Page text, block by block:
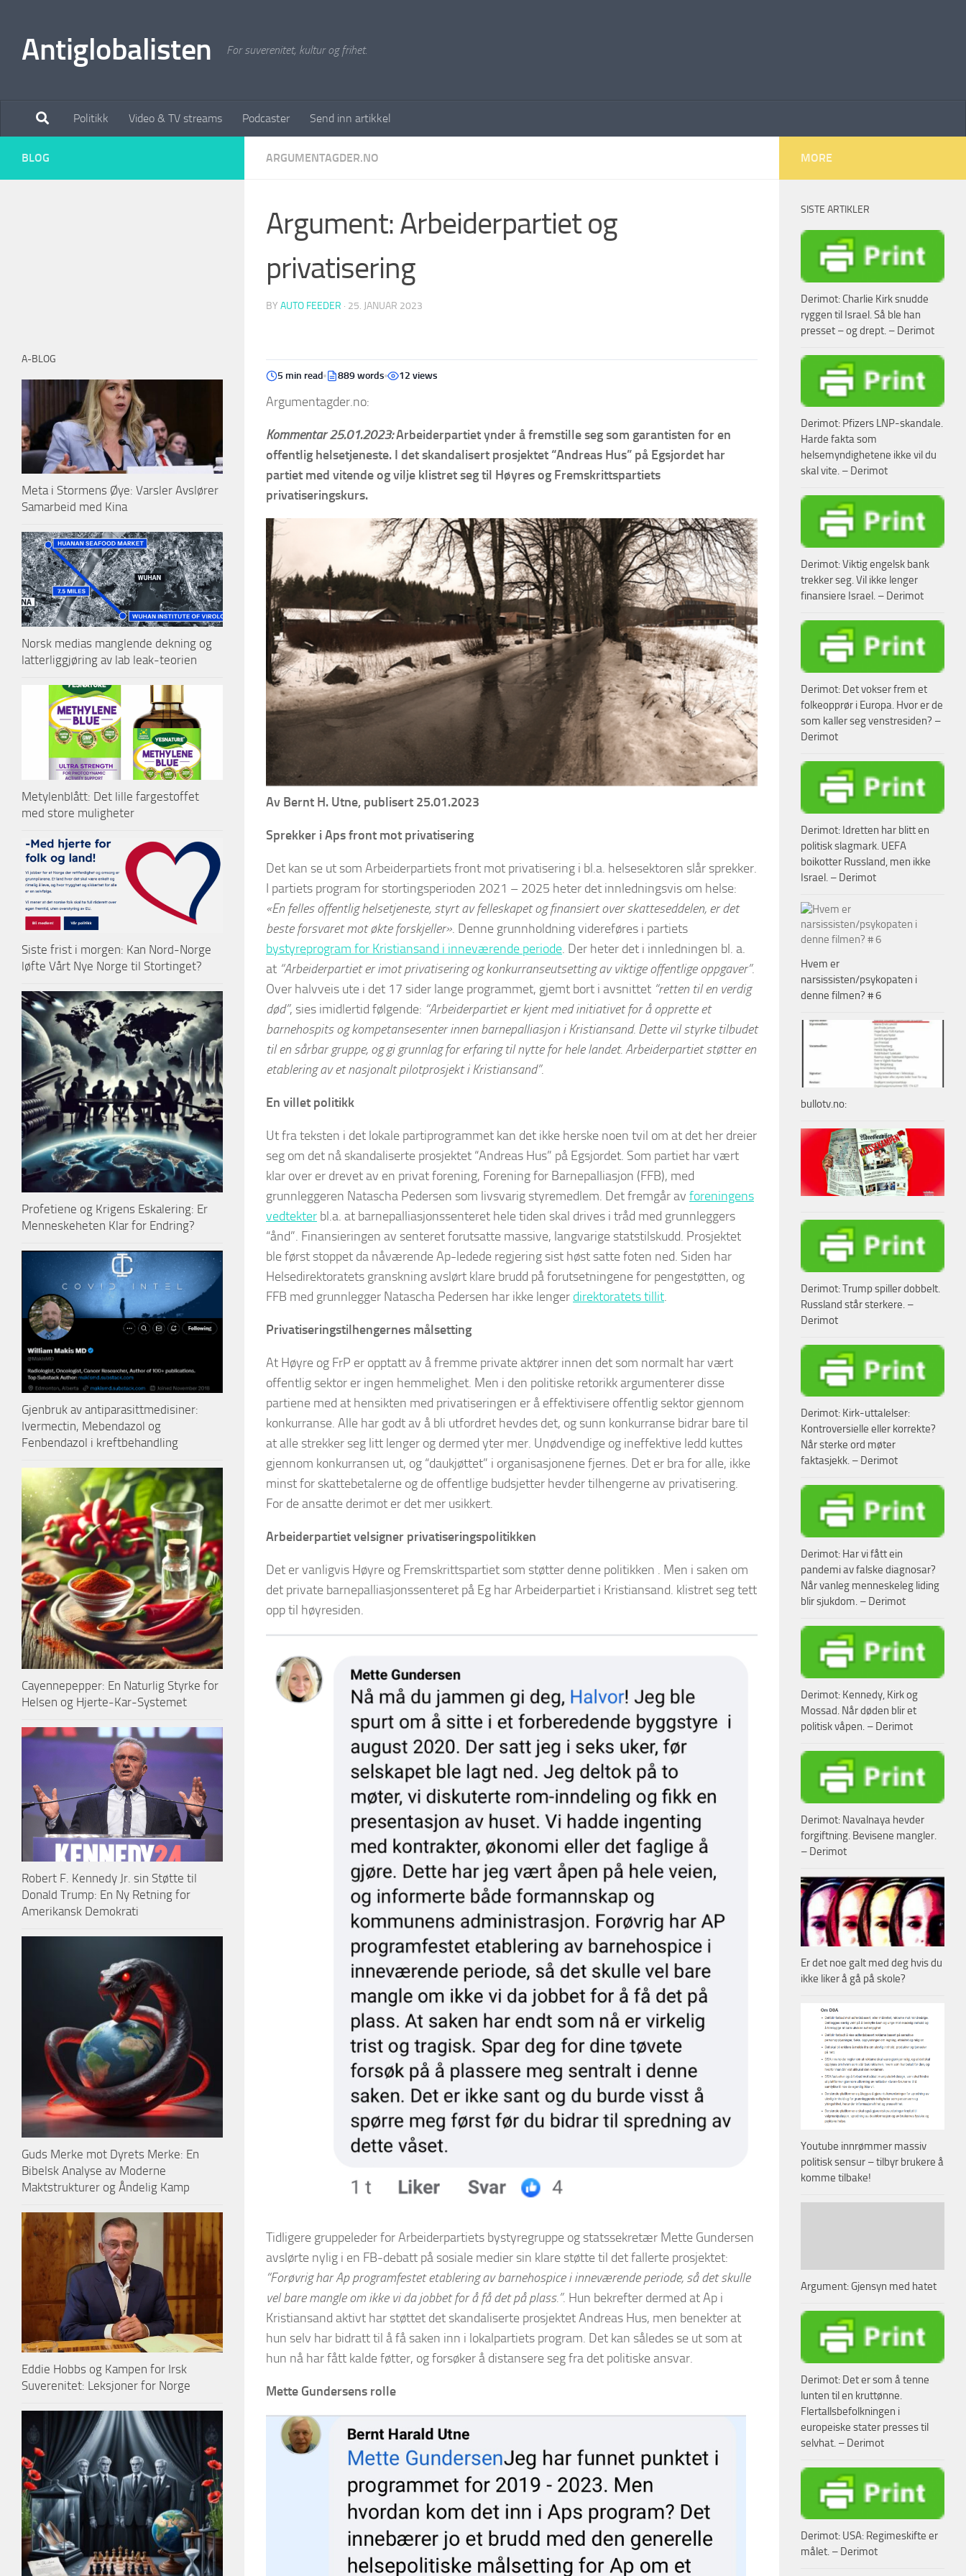
Antiglobalisten For suverenitet, kultur og frihet.
Politikk Video & TV streams Podcaster Send inn artikkel
ARGUMENTAGDER.NO
Argument: Arbeiderpartiet og
privatisering
BY AUTO FEEDER · 25. JANUAR 2023
5 min read 889 words 12 views
Argumentagder.no:
Kommentar 25.01.2023:Arbeiderpartiet ynder å fremstille seg som garantisten for en
offentlig helsetjeneste. I det skandalisert prosjektet “Andreas Hus” på Egsjordet har
partiet med vitende og vilje klistret seg til Høyres og Fremskrittspartiets
privatiseringskurs.
Av Bernt H. Utne, publisert 25.01.2023
Sprekker i Aps front mot privatisering
Det kan se ut som Arbeiderpartiets front mot privatisering i bl.a. helsesektoren slår sprekker.
I partiets program for stortingsperioden 2021 – 2025 heter det innledningsvis om helse:
«En felles offentlig helsetjeneste, styrt av felleskapet og finansiert over skatteseddelen, er det
beste forsvaret mot økte forskjeller». Denne grunnholdning videreføres i partiets
bystyreprogram for Kristiansand i inneværende periode. Der heter det i innledningen bl. a.
at “Arbeiderpartiet er imot privatisering og konkurranseutsetting av viktige offentlige oppgaver”.
Over halvveis ute i det 17 sider lange programmet, gjemt bort i avsnittet “retten til en verdig
død”, sies imidlertid følgende: “Arbeiderpartiet er kjent med initiativet for å opprette et
barnehospits og kompetansesenter innen barnepalliasjon i Kristiansand. Dette vil styrke tilbudet
til en sårbar gruppe, og gi grunnlag for erfaring til nytte for hele landet. Arbeiderpartiet støtter en
etablering av et nasjonalt pilotprosjekt i Kristiansand”.
En villet politikk
Ut fra teksten i det lokale partiprogrammet kan det ikke herske noen tvil om at det her dreier
seg om det nå skandaliserte prosjektet “Andreas Hus” på Egsjordet. Som partiet har vært
klar over er drevet av en privat forening, Forening for Barnepalliasjon (FFB), med
grunnleggeren Natascha Pedersen som livsvarig styremedlem. Det fremgår av foreningens
vedtekter bl.a. at barnepalliasjonssenteret hele tiden skal drives i tråd med grunnleggers
“ånd”. Finansieringen av senteret forutsatte massive, langvarige statstilskudd. Prosjektet
ble først stoppet da nåværende Ap-ledede regjering sist høst satte foten ned. Siden har
Helsedirektoratets granskning avslørt klare brudd på forutsetningene for pengestøtten, og
FFB med grunnlegger Natascha Pedersen har ikke lenger direktoratets tillit.
Privatiseringstilhengernes målsetting
At Høyre og FrP er opptatt av å fremme private aktører innen det som normalt har vært
offentlig sektor er ingen hemmelighet. Men i den politiske retorikk argumenterer disse
partiene med at hensikten med privatiseringen er å effektivisere offentlig sektor gjennom
konkurranse. Alle har godt av å bli utfordret hevdes det, og sunn konkurranse bidrar bare til
at alle strekker seg litt lenger og dermed yter mer. Unødvendige og ineffektive ledd kuttes
gjennom konkurransen ut, og “daukjøttet” i organisasjonene fjernes. Det er bra for alle, ikke
minst for skattebetalerne og de offentlige budsjetter hevder tilhengerne av privatisering.
For de ansatte derimot er det mer usikkert.
Arbeiderpartiet velsigner privatiseringspolitikken
Det er vanligvis Høyre og Fremskrittspartiet som støtter denne politikken . Men i saken om
det private barnepalliasjonssenteret på Eg har Arbeiderpartiet i Kristiansand. klistret seg tett
opp til høyresiden.
Tidligere gruppeleder for Arbeiderpartiets bystyregruppe og statssekretær Mette Gundersen
avslørte nylig i en FB-debatt på sosiale medier sin klare støtte til det fallerte prosjektet:
“Forøvrig har Ap programfestet etablering av barnehospice i inneværende periode, så det skulle
vel bare mangle om ikke vi da jobbet for å få det på plass.”. Hun bekrefter dermed at Ap i
Kristiansand aktivt har støttet det skandaliserte prosjektet Andreas Hus, men benekter at
hun selv har bidratt til å få saken inn i lokalpartiets program. Det kan således se ut som at
hun nå har fått kalde føtter, og forsøker å distansere seg fra det politiske ansvar.
Mette Gundersens rolle
BLOG
A-BLOG
Meta i Stormens Øye: Varsler Avslører
Samarbeid med Kina
Norsk medias manglende dekning og
latterliggjøring av lab leak-teorien
Metylenblått: Det lille fargestoffet
med store muligheter
Siste frist i morgen: Kan Nord-Norge
løfte Vårt Nye Norge til Stortinget?
Profetiene og Krigens Eskalering: Er
Menneskeheten Klar for Endring?
Gjenbruk av antiparasittmedisiner:
Ivermectin, Mebendazol og
Fenbendazol i kreftbehandling
Cayennepepper: En Naturlig Styrke for
Helsen og Hjerte-Kar-Systemet
Robert F. Kennedy Jr. sin Støtte til
Donald Trump: En Ny Retning for
Amerikansk Demokrati
Guds Merke mot Dyrets Merke: En
Bibelsk Analyse av Moderne
Maktstrukturer og Åndelig Kamp
Eddie Hobbs og Kampen for Irsk
Suverenitet: Leksjoner for Norge
MORE
SISTE ARTIKLER
Derimot: Charlie Kirk snudde
ryggen til Israel. Så ble han
presset – og drept. – Derimot
Derimot: Pfizers LNP-skandale.
Harde fakta som
helsemyndighetene ikke vil du
skal vite. – Derimot
Derimot: Viktig engelsk bank
trekker seg. Vil ikke lenger
finansiere Israel. – Derimot
Derimot: Det vokser frem et
folkeopprør i Europa. Hvor er de
som kaller seg venstresiden? –
Derimot
Derimot: Idretten har blitt en
politisk slagmark. UEFA
boikotter Russland, men ikke
Israel. – Derimot
Hvem er
narsissisten/psykopaten i
denne filmen? # 6
bullotv.no:
Derimot: Trump spiller dobbelt.
Russland står sterkere. –
Derimot
Derimot: Kirk-uttalelser:
Kontroversielle eller korrekte?
Når sterke ord møter
faktasjekk. – Derimot
Derimot: Har vi fått ein
pandemi av falske diagnosar?
Når vanleg menneskeleg liding
blir sjukdom. – Derimot
Derimot: Kennedy, Kirk og
Mossad. Når døden blir et
politisk våpen. – Derimot
Derimot: Navalnaya hevder
forgiftning. Bevisene mangler.
– Derimot
Er det noe galt med deg hvis du
ikke liker å gå på skole?
Youtube innrømmer massiv
politisk sensur – tilbyr brukere å
komme tilbake!
Argument: Gjensyn med hatet
Derimot: Det er som å tenne
lunten til en kruttønne.
Flertallsbefolkningen i
europeiske stater presses til
selvhat. – Derimot
Derimot: USA: Regimeskifte er
målet. – Derimot